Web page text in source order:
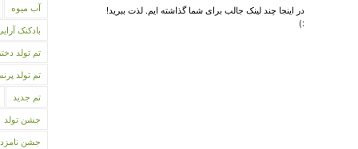
در اینجا چند لینک جالب برای شما گذاشته ایم. لذت ببرید!
:)
آب میوه
بادکنک
تم تولد
تم تولد
تم جدید
جشن تولد
جشن